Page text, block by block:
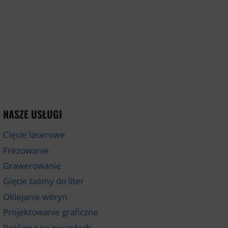
NASZE USŁUGI
Cięcie laserowe
Frezowanie
Grawerowanie
Gięcie taśmy do liter
Oklejanie witryn
Projektowanie graficzne